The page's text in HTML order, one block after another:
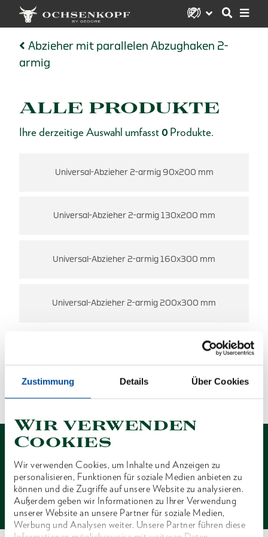
Zustimmung Details Über Cookies
Wir verwenden
Cookies
Wir verwenden Cookies, um Inhalte und Anzeigen zu
personalisieren, Funktionen für soziale Medien anbieten zu
können und die Zugriffe auf unsere Website zu analysieren.
Außerdem geben wir Informationen zu Ihrer Verwendung
unserer Website an unsere Partner für soziale Medien,
Werbung und Analysen weiter. Unsere Partner führen diese
Abzieher mit parallelen Abzughaken 2-
armig
ALLE PRODUKTE
Ihre derzeitige Auswahl umfasst 0 Produkte.
Universal-Abzieher 2-armig 90x200 mm
Universal-Abzieher 2-armig 130x200 mm
Universal-Abzieher 2-armig 160x300 mm
Universal-Abzieher 2-armig 200x300 mm
ES WURDEN KEINE ERGEBNISSE
GEFUNDEN.
1 von 1
Kontakt